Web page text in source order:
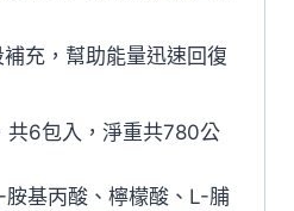
充，幫助能量迅速回復
共6包入，淨重共780公
基丙酸、檸檬酸、L-脯